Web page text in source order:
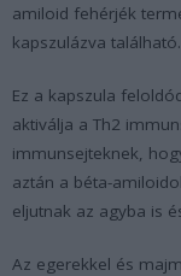
amiloid fehérjék
kapszulázva található.
Ez a kapszula
aktiválja a Th2
immunsejteknek,
aztán a béta-
eljutnak az agyba is
Az egerekkel és